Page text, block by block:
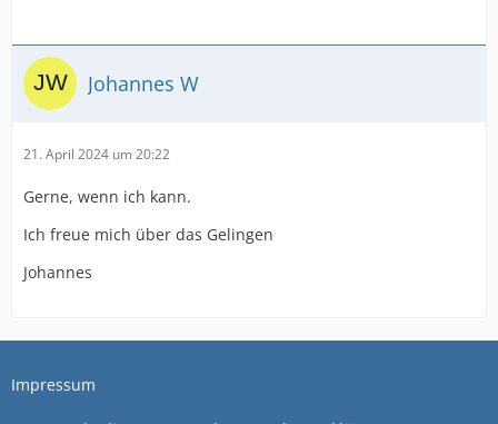
Johannes W
21. April 2024 um 20:22
Gerne, wenn ich kann.
Ich freue mich über das Gelingen
Johannes
Impressum